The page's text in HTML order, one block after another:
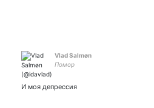
Vlad Salmøn
Помор
И моя депрессия